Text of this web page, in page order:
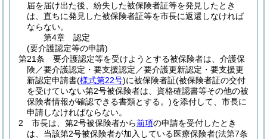
届を届け出た後、紛失した被保険者証等を発見したとき
は、直ちに発見した被保険者証等を市長に返還しなければ
ならない。
第4章
認定
(要介護認定等の申請)
第21条
要介護認定等を受けようとする被保険者は、介護保
険／要介護認定・要支援認定／要介護更新認定・要支援更
新認定申請書(様式第22号)に被保険者証(被保険者証の交付
を受けていない第2号被保険者は、資格確認書等その他の被
保険者情報が確認できる書類とする。)を添付して、市長に
申請しなければならない。
2
市長は、第2号被保険者から前項の申請を受付したとき
は、当該第2号被保険者が加入している医療保険者(法第7条